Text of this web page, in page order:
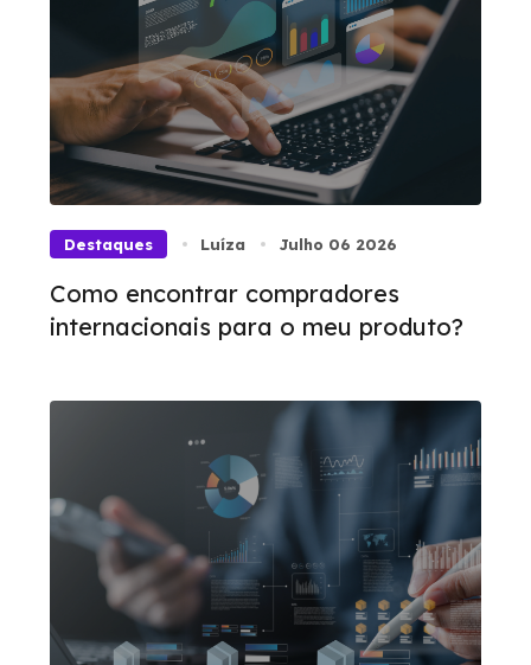
Destaques Luíza Julho 06 2026
Como encontrar compradores
internacionais para o meu produto?